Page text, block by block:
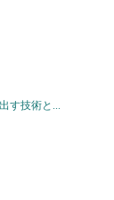
す技術と...